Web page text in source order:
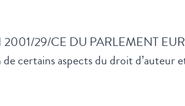
2001/29/CE DU PARLEMENT
certains aspects du droit d’auteur